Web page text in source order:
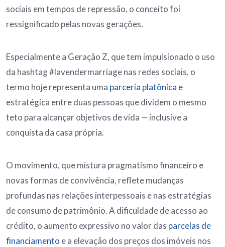
sociais em tempos de repressão, o conceito foi
ressignificado pelas novas gerações.
Especialmente a Geração Z, que tem impulsionado o uso
da hashtag #lavendermarriage nas redes sociais, o
termo hoje representa uma parceria platônica e
estratégica entre duas pessoas que dividem o mesmo
teto para alcançar objetivos de vida — inclusive a
conquista da casa própria.
O movimento, que mistura pragmatismo financeiro e
novas formas de convivência, reflete mudanças
profundas nas relações interpessoais e nas estratégias
de consumo de patrimônio. A dificuldade de acesso ao
crédito, o aumento expressivo no valor das parcelas de
financiamento e a elevação dos preços dos imóveis nos